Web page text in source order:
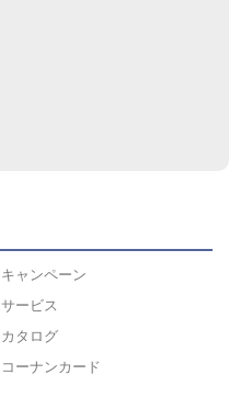
キャンペーン
サービス
カタログ
コーナンカード